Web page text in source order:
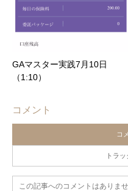
GAマスター実践7月10日
（1:10）
コメント
コ
トラ
この記事へのコメントはありませ